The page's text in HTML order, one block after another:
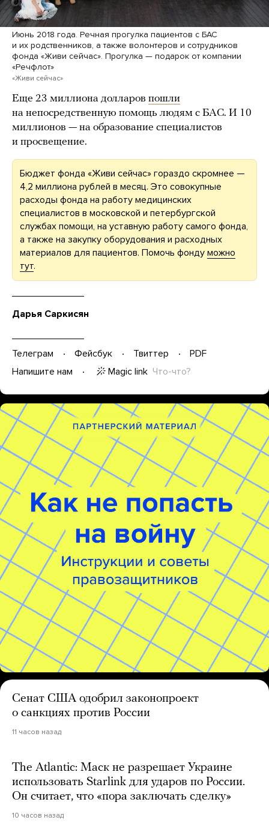
Июнь 2018 года. Речная прогулка пациентов с БАС
и их родственников, а также волонтеров и сотрудников
фонда «Живи сейчас». Прогулка — подарок от компании
«Речфлот»
«Живи сейчас»
Еще 23 миллиона долларов пошли
на непосредственную помощь людям с БАС. И 10
миллионов — на образование специалистов
и просвещение.
Бюджет фонда «Живи сейчас» гораздо скромнее —
4,2 миллиона рублей в месяц. Это совокупные
расходы фонда на работу медицинских
специалистов в московской и петербургской
службах помощи, на уставную работу самого фонда,
а также на закупку оборудования и расходных
материалов для пациентов. Помочь фонду можно
тут.
Дарья Саркисян
Телеграм Фейсбук Твиттер
PDF
Напишите нам
Magic link Что-что?
Сенат США одобрил законопроект
о санкциях против России
11 часов назад
The Atlantic: Маск не разрешает Украине
использовать Starlink для ударов по России.
Он считает, что «пора заключать сделку»
10 часов назад